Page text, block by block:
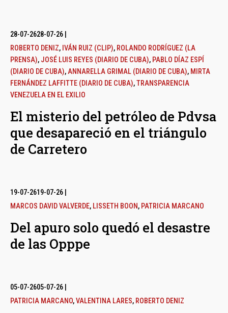
28-07-2628-07-26
ROBERTO DENIZ, IVÁN RUIZ (CLIP), ROLANDO RODRÍGUEZ (LA
PRENSA), JOSÉ LUIS REYES (DIARIO DE CUBA), PABLO DÍAZ ESPÍ
(DIARIO DE CUBA),ANNARELLA GRIMAL (DIARIO DE CUBA), MIRTA
FERNÁNDEZ LAFFITTE (DIARIO DE CUBA),TRANSPARENCIA
VENEZUELA EN EL EXILIO
El misterio del petróleo de Pdvsa
que desapareció en el triángulo
de Carretero
19-07-2619-07-26
MARCOS DAVID VALVERDE, LISSETH BOON, PATRICIA MARCANO
Del apuro solo quedó el desastre
de las Opppe
05-07-2605-07-26
PATRICIA MARCANO,VALENTINA LARES, ROBERTO DENIZ